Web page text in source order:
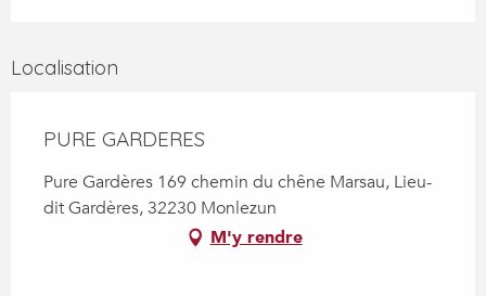
Localisation
PURE GARDERES
Pure Gardères 169 chemin du chêne Marsau, Lieu-
dit Gardères, 32230 Monlezun
M'y rendre